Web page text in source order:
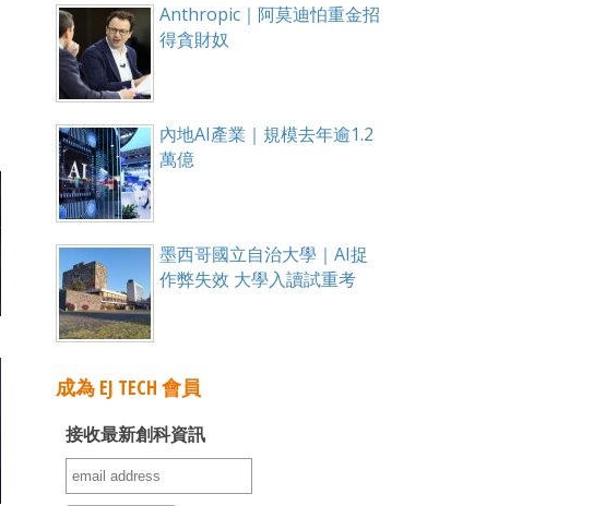
Anthropic｜阿莫迪怕重金招
得貪財奴
內地AI產業｜規模去年逾1.2
萬億
墨西哥國立自治大學｜AI捉
作弊失效 大學入讀試重考
成為 EJ TECH 會員
接收最新創科資訊